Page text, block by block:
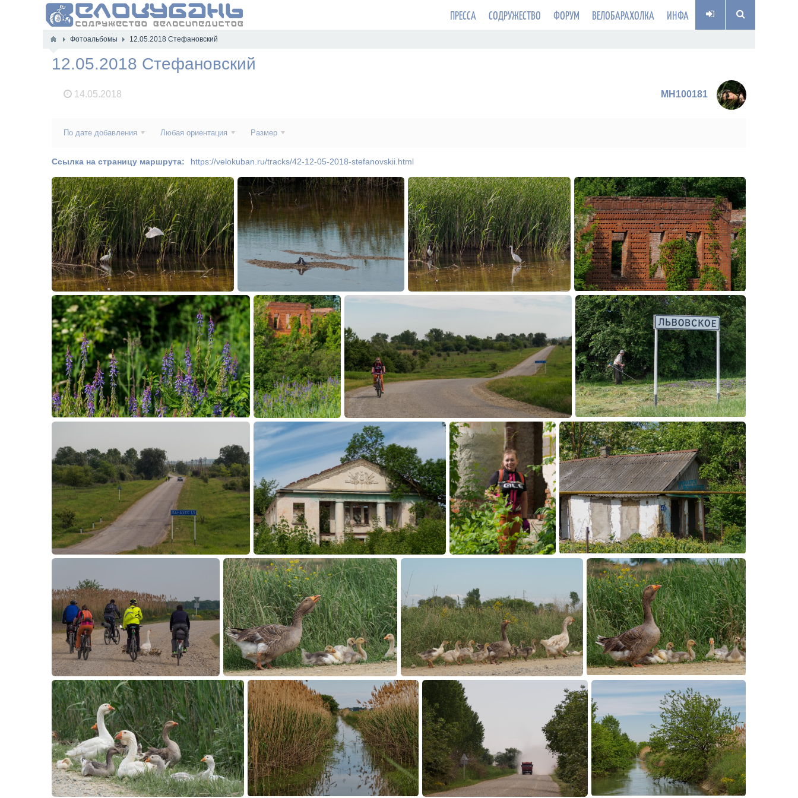
ПРЕССА СОДРУЖЕСТВО ФОРУМ ВЕЛОБАРАХОЛКА ИНФА
Фотоальбомы 12.05.2018 Стефановский
12.05.2018 Стефановский
14.05.2018 MH100181
По дате добавления Любая ориентация Размер
Ссылка на страницу маршрута: https://velokuban.ru/tracks/42-12-05-2018-stefanovskii.html